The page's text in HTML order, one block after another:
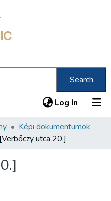
Search
Log In (current)
Képi dokumentumok
[Verbőczy utca 20.]